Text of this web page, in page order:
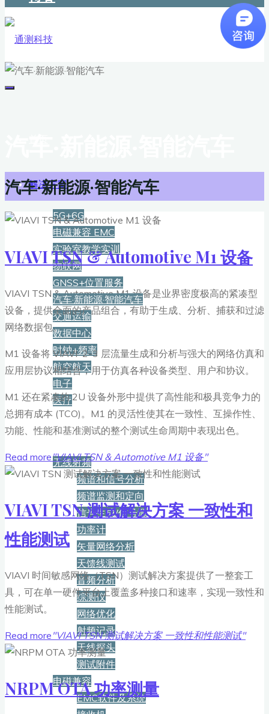
解决方案
5G+6G
电磁兼容 EMC
实验室教学实训
物联网
GNSS+位置服务
汽车·新能源·智能汽车
交通运输
数据中心
时钟+频率
航空航天
电子
医疗
产品
无线射频
频谱和信号分析
频谱监测和定向
信号生成/信号源
功率计
矢量网络分析
天馈线测试
音频分析
综测仪
网络优化
射频记录
天线探头
测试附件
电磁兼容
EMC软件及系统
汽车·新能源·智能汽车
VIAVI TSN & Automotive M1 设备
VIAVI TSN & Automotive M1 设备是业界密度极高的紧凑型
设备，提供全面的产品组合，有助于生成、分析、捕获和过滤
网络数据包。
M1 设备将 VIAVI 2-3 层流量生成和分析与强大的网络仿真和
应用层协议相结合，用于仿真各种设备类型、用户和协议。
M1 还在紧凑的 2U 设备外形中提供了高性能和极具竞争力的
总拥有成本 (TCO)。M1 的灵活性使其在一致性、互操作性、
功能、性能和基准测试的整个测试生命周期中表现出色。
Read more"VIAVI TSN & Automotive M1 设备"
VIAVI TSN 测试解决方案 一致性和
性能测试
VIAVI 时间敏感网络（TSN）测试解决方案提供了一整套工
具，可在单一硬件平台上覆盖多种接口和速率，实现一致性和
性能测试。
Read more "VIAVI TSN 测试解决方案 一致性和性能测试"
NRPM OTA 功率测量